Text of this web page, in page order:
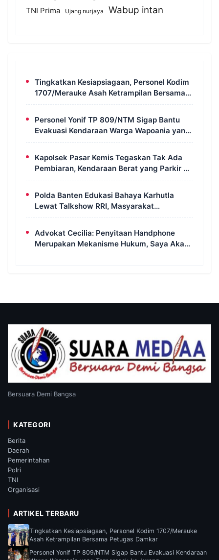
TNI Prima
Ujang nurjaya Wabup intan
Tingkatkan Kesiapsiagaan, Personel Kodim
1707/Merauke Asah Ketrampilan Bersama
Petugas Damkar
Personel Yonif TP 809/NTM Sigap Bantu
Evakuasi Kendaraan Warga Wapoania yang
Terperosok ke Jurang
Kapolsek Pasar Kemis Tegaskan Tak Ada
Pembiaran, Kendaraan Berat yang Parkir di
Bahu Jalan Langsung Ditertibkan
Polda Banten Edukasi Bahaya Karhutla
Lewat Talkshow RRI, Masyarakat
Diingatkan Ancaman Pidana Pembakaran
Advokat Cecilia: Penyitaan Handphone
Merupakan Mekanisme Hukum, Saya Akan
Bersuara Demi Bangsa
KATEGORI
Berita
Daerah
Pemerintahan
Polri
TNI
Organisasi
ARTIKEL TERBARU
Tingkatkan Kesiapsiagaan, Personel Kodim 1707/Merauke
Asah Ketrampilan Bersama Petugas Damkar
Personel Yonif TP 809/NTM Sigap Bantu Evakuasi Kendaraan